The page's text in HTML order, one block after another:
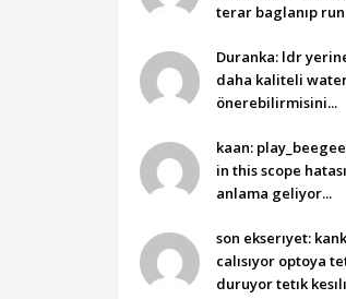
terar baglanıp
Duranka: ldr
daha kaliteli
önerebilirmisini...
kaan:
in this scope
anlama geliyor...
son ekserıyet:
calısıyor optoya
duruyor tetık